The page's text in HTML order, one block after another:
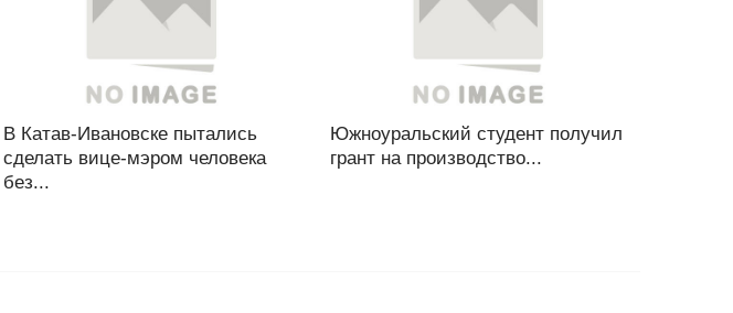
В Катав-Ивановске пытались
сделать вице-мэром человека
без...
Южноуральский студент получил
грант на производство...